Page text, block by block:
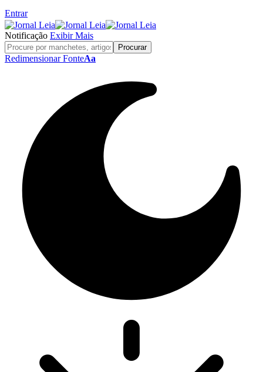
Entrar
Notificação Exibir Mais
Redimensionar FonteAa